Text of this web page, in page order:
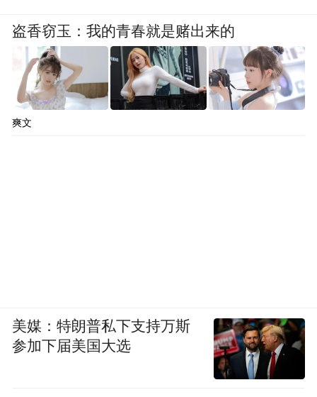
盗香窃玉：我的青春就是赌出来的
爽文
美媒：特朗普私下支持万斯
参加下届美国大选